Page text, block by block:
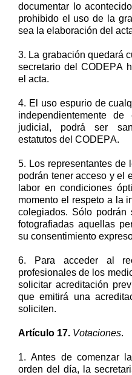
documentar lo
prohibido el uso de la
sea la elaboración del
3. La grabación quedará
secretario del CODEPA
el acta.
4. El uso espurio de
independientemente de
judicial, podrá ser
estatutos del CODEPA.
5. Los representantes de
podrán tener acceso y el
labor en condiciones
momento el respeto a la
colegiados. Sólo podrán
fotografiadas aquellas
su consentimiento
6. Para acceder al
profesionalesde los
solicitar acreditación
que emitirá una
soliciten.
Artículo 17. Votaciones.
1. Antes de comenzar
orden del día, la